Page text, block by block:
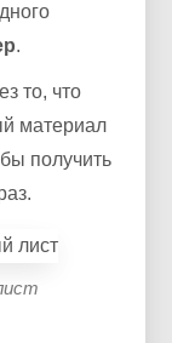
.
то, что
материал
получить